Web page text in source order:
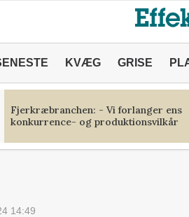
KVÆG GRISE
Fjerkræbranchen: - Vi forlanger ens
konkurrence- og produktionsvilkår
14:49